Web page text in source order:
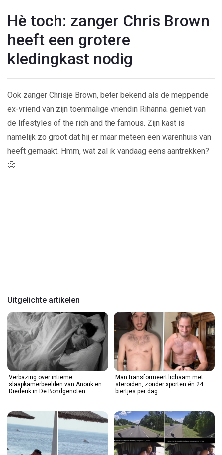
Hè toch: zanger Chris Brown
heeft een grotere
kledingkast nodig
Ook zanger Chrisje Brown, beter bekend als de meppende
ex-vriend van zijn toenmalige vriendin Rihanna, geniet van
de lifestyles of the rich and the famous. Zijn kast is
namelijk zo groot dat hij er maar meteen een warenhuis van
heeft gemaakt. Hmm, wat zal ik vandaag eens aantrekken?
🧐
Uitgelichte artikelen
Verbazing over intieme
slaapkamerbeelden van Anouk en
Diederik in De Bondgenoten
Man transformeert lichaam met
steroïden, zonder sporten én 24
biertjes per dag